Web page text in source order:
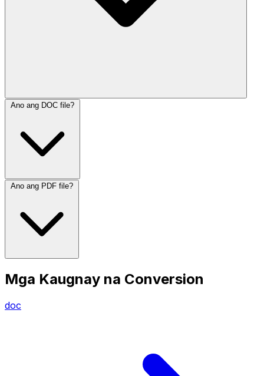
Ano ang DOC file?
Ano ang PDF file?
Mga Kaugnay na Conversion
doc